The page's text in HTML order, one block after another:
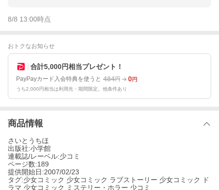
8/8 13:00時点
おトクなお知らせ
合計5,000円相当プレゼント！
PayPayカード入会特典を使うと 484円 0円
うち2,000円相当は利用先・期間限定。他条件あり
商品情報
さいとうちほ
出版社:小学館
連載誌/レーベル:少コミ
ページ数:189
提供開始日:2007/02/23
タグ:少女コミック 少女コミック ラブストーリー 少女コミック ド
ラマ 少女コミック ミステリー・ホラー 少コミ